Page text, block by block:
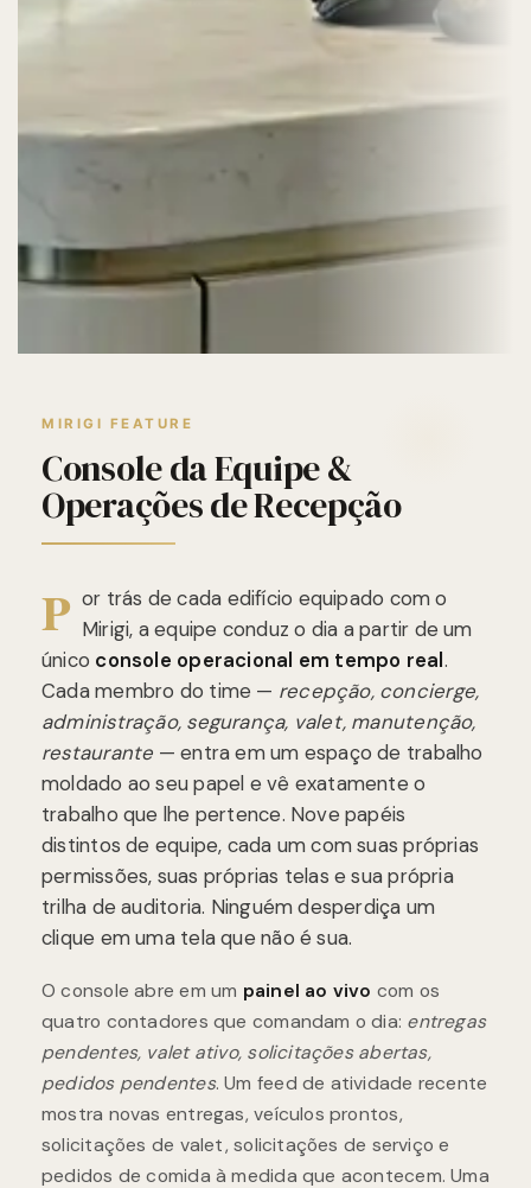
MIRIGI FEATURE
Console da Equipe &
Operações de Recepção
P or trás de cada edifício equipado com o
Mirigi, a equipe conduz o dia a partir de um
único console operacional em tempo real.
Cada membro do time — recepção, concierge,
administração, segurança, valet, manutenção,
restaurante — entra em um espaço de trabalho
moldado ao seu papel e vê exatamente o
trabalho que lhe pertence. Nove papéis
distintos de equipe, cada um com suas próprias
permissões, suas próprias telas e sua própria
trilha de auditoria. Ninguém desperdiça um
clique em uma tela que não é sua.
O console abre em um painel ao vivo com os
quatro contadores que comandam o dia: entregas
pendentes, valet ativo, solicitações abertas,
pedidos pendentes. Um feed de atividade recente
mostra novas entregas, veículos prontos,
solicitações de valet, solicitações de serviço e
pedidos de comida à medida que acontecem. Uma